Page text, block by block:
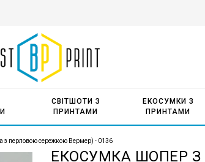
СВІТШОТИ З
ПРИНТАМИ
ЕКОСУМКИ З
ПРИНТАМИ
з перловою сережкою Вермер) - 0136
ЕКОСУМКА ШОПЕР